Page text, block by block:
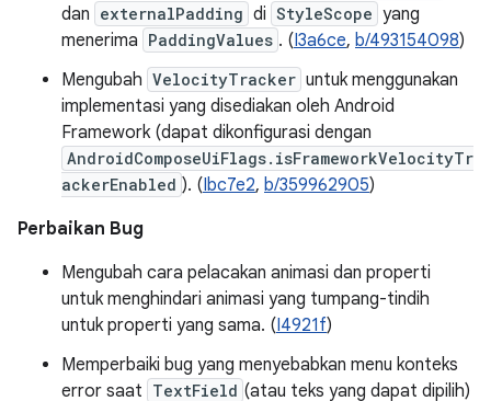
dan externalPadding di StyleScope yang
menerima PaddingValues . (I3a6ce, b/493154098)
Mengubah VelocityTracker untuk menggunakan
implementasi yang disediakan oleh Android
Framework (dapat dikonfigurasi dengan
AndroidComposeUiFlags.isFrameworkVelocityTr
ackerEnabled ). (Ibc7e2, b/359962905)
Perbaikan Bug
Mengubah cara pelacakan animasi dan properti
untuk menghindari animasi yang tumpang-tindih
untuk properti yang sama. (I4921f)
Memperbaiki bug yang menyebabkan menu konteks
error saat TextField (atau teks yang dapat dipilih)